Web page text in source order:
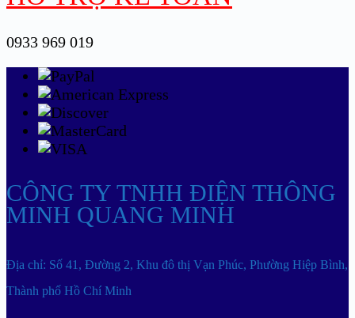
0933 969 019
CÔNG TY TNHH ĐIỆN THÔNG
MINH QUANG MINH
Địa chỉ: Số 41, Đường 2, Khu đô thị Vạn Phúc, Phường Hiệp Bình,
Thành phố Hồ Chí Minh